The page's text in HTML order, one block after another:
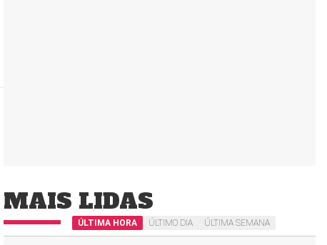
MAIS LIDAS
ÚLTIMA HORA ÚLTIMO DIA ÚLTIMA SEMANA